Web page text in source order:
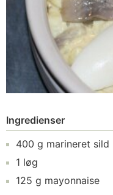
Ingredienser
400 g marineret sild
1 løg
125 g mayonnaise